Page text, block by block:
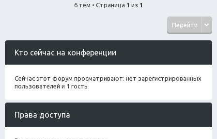
6 тем • Страница 1 из 1
Перейти
Кто сейчас на конференции
Сейчас этот форум просматривают: нет зарегистрированных
пользователей и 1 гость
Права доступа